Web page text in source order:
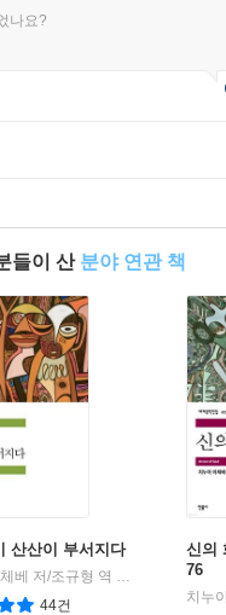
신 오디스는 1급 천재들
소급되면서 교착 상태
존재주식회사』
회사 컴퓨터들이 눈에 보
서의 문화』
‘생존을 방해하지도 돕
로퍼가 반박한다. “문화
는 확률론. 체자르 코우
며 어질어질하게 비약한다.
나요?
들이 산 분야 연관 책
산산이 부서지다
베 저/조규형 역 |
44건
신의
76
치누